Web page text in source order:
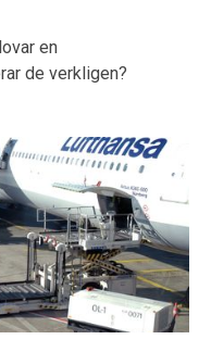
en
de verkligen?